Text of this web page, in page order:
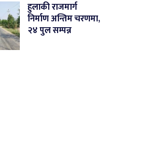
हुलाकी राजमार्ग
निर्माण अन्तिम चरणमा,
२४ पुल सम्पन्न